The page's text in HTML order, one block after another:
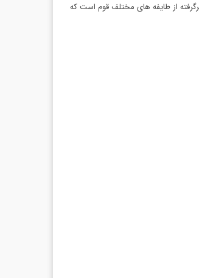
از طایفه های مختلف قوم است که